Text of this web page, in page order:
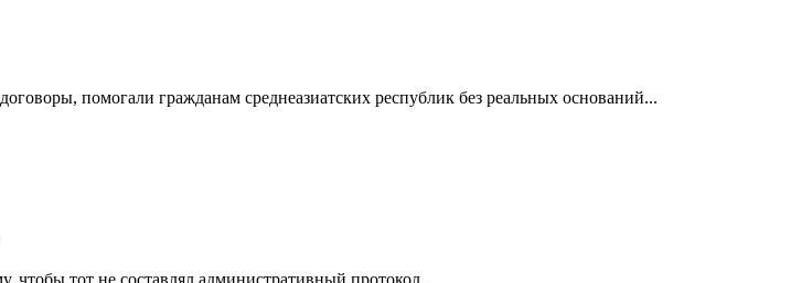
помогали гражданам среднеазиатских республик без реальных оснований...
чтобы тот не составлял административный протокол...